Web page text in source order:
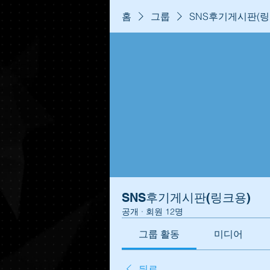
홈 그룹 SNS후기게시판(
SNS후기게시판(링크용)
공개 · 회원 12명
그룹 활동 미디어